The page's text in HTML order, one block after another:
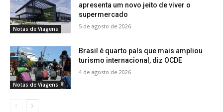
Notas de Viagens
apresenta um novo jeito de viver o
supermercado
5 de agosto de 2026
Notas de Viagens
Brasil é quarto país que mais ampliou
turismo internacional, diz OCDE
4 de agosto de 2026